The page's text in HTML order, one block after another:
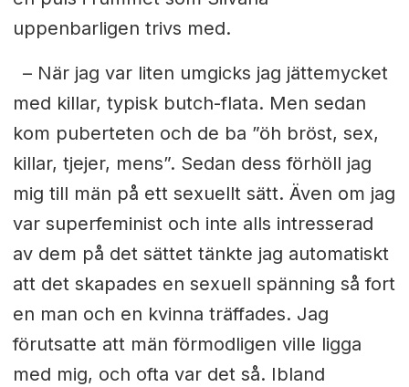
uppenbarligen trivs med.
– När jag var liten umgicks jag jättemycket
med killar, typisk butch-flata. Men sedan
kom puberteten och de ba ”öh bröst, sex,
killar, tjejer, mens”. Sedan dess förhöll jag
mig till män på ett sexuellt sätt. Även om jag
var superfeminist och inte alls intresserad
av dem på det sättet tänkte jag automatiskt
att det skapades en sexuell spänning så fort
en man och en kvinna träffades. Jag
förutsatte att mänförmodligen ville ligga
med mig, och ofta var det så. Ibland